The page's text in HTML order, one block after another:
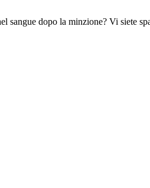
dopo la minzione? Vi siete